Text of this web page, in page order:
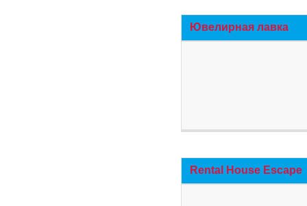
Ювелирная лавка
Rental House Escape